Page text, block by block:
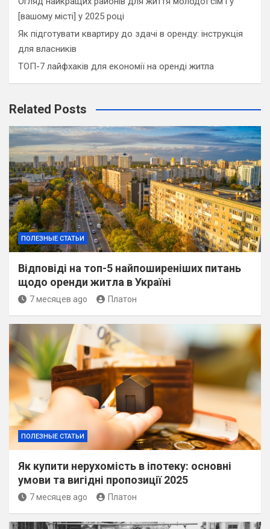
[вашому місті] у 2025 році
Як підготувати квартиру до здачі в оренду: інструкція
для власників
ТОП-7 лайфхаків для економії на оренді житла
Related Posts
ПОЛЕЗНЫЕ СТАТЬИ
Відповіді на топ-5 найпоширеніших питань
щодо оренди житла в Україні
7 месяцев ago Платон
ПОЛЕЗНЫЕ СТАТЬИ
Як купити нерухомість в іпотеку: основні
умови та вигідні пропозиції 2025
7 месяцев ago Платон